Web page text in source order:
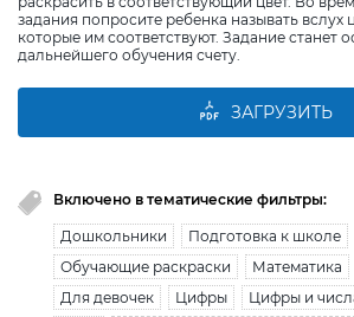
задания попросите ребенка называть вслух
которые им соответствуют. Задание станет
дальнейшего обучения счету.
ЗАГРУЗИТЬ
Включено в тематические фильтры:
Дошкольники
Подготовка к школе
Обучающие раскраски
Математика
Для девочек
Цифры Цифры и